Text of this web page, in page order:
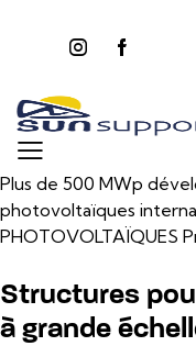
instagramfacebook-
Plus de 500 MWp
photovoltaïques
PHOTOVOLTAÏQUES
Structures
à grande